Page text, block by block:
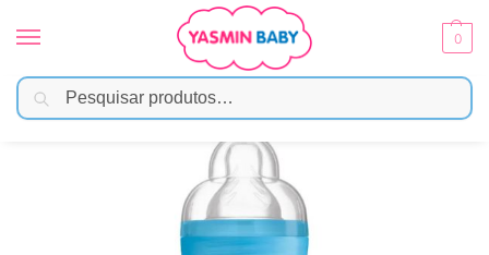
0
Início Amamentação / Mamadeiras